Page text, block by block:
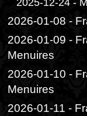
2025-12-24 -
2026-01-08 -
2026-01-09 -
Menuires
2026-01-10 -
Menuires
2026-01-11 -